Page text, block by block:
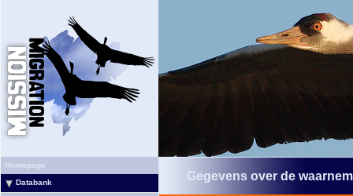
Homepage
Databank
Gegevens over de